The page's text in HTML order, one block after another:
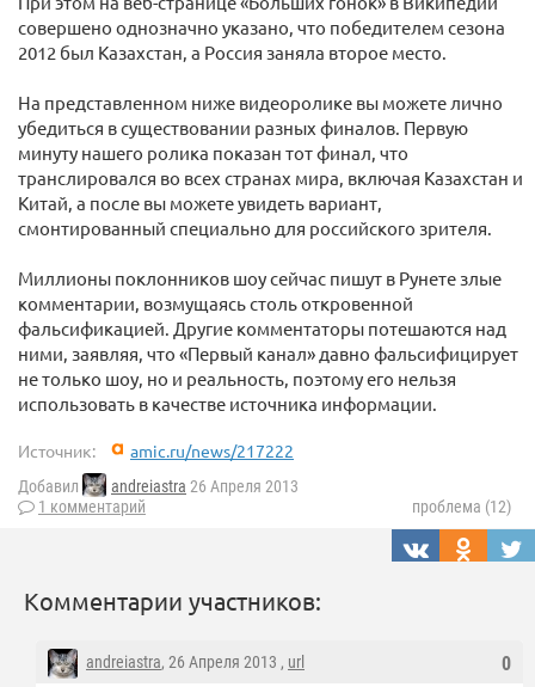
совершено однозначно указано, что победителем сезона
2012 был Казахстан, а Россия заняла второе место.
На представленном ниже видеоролике вы можете лично
убедиться в существовании разных финалов. Первую
минуту нашего ролика показан тот финал, что
транслировался во всех странах мира, включая Казахстан и
Китай, а после вы можете увидеть вариант,
смонтированный специально для российского зрителя.
Миллионы поклонников шоу сейчас пишут в Рунете злые
комментарии, возмущаясь столь откровенной
фальсификацией. Другие комментаторы потешаются над
ними, заявляя, что «Первый канал» давно фальсифицирует
не только шоу, но и реальность, поэтому его нельзя
использовать в качестве источника информации.
Источник: amic.ru/news/217222
Добавил andreiastra 26 Апреля 2013
1 комментарий
проблема (12)
Комментарии участников:
0
andreiastra, 26 Апреля 2013 , url